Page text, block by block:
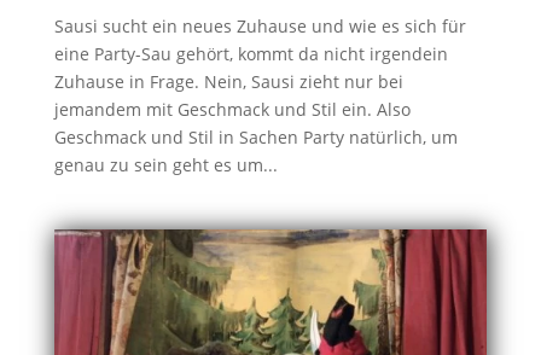
Sausi sucht ein neues Zuhause und wie es sich für
eine Party-Sau gehört, kommt da nicht irgendein
Zuhause in Frage. Nein, Sausi zieht nur bei
jemandem mit Geschmack und Stil ein. Also
Geschmack und Stil in Sachen Party natürlich, um
genau zu sein geht es um...